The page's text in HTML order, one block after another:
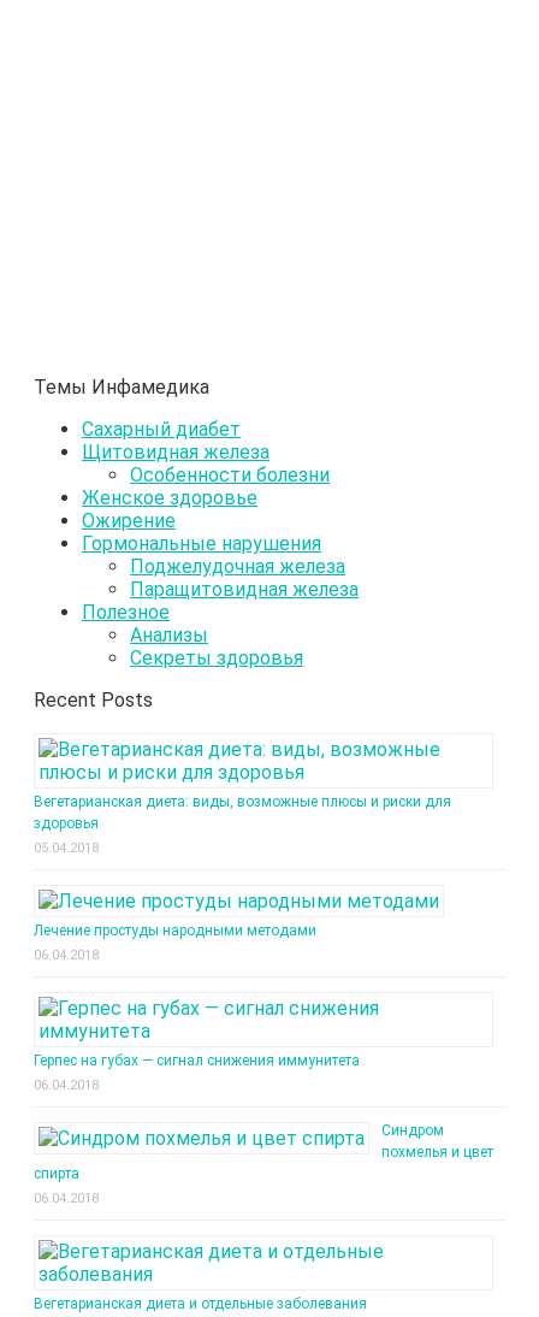
Темы Инфамедика
Сахарный диабет
Щитовидная железа
Особенности болезни
Женское здоровье
Ожирение
Гормональные нарушения
Поджелудочная железа
Паращитовидная железа
Полезное
Анализы
Секреты здоровья
Recent Posts
Вегетарианская диета: виды, возможные плюсы и риски для
здоровья
05.04.2018
Лечение простуды народными методами
06.04.2018
Герпес на губах — сигнал снижения иммунитета
06.04.2018
Синдром
похмелья и цвет
спирта
06.04.2018
Вегетарианская диета и отдельные заболевания